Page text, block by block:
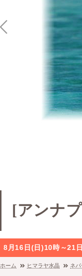
[アンナ
8月16日(日)10時～21
ホーム ヒマラヤ水晶 ネ